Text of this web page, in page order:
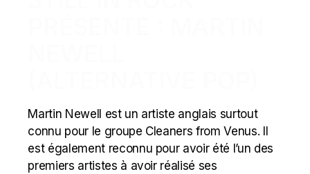
Martin Newell est un artiste anglais surtout
connu pour le groupe Cleaners from Venus. Il
est également reconnu pour avoir été l’un des
premiers artistes à avoir réalisé ses